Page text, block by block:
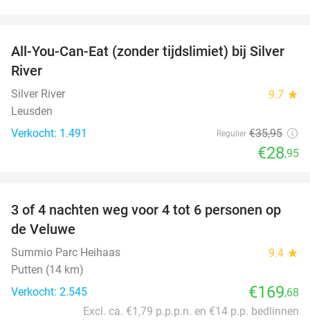
19%
All-You-Can-Eat (zonder tijdslimiet) bij Silver
River
Silver River 9.7 star
Leusden
Verkocht: 1.491
Regulier €35,95
€28,95
3 of 4 nachten weg voor 4 tot 6 personen op
de Veluwe
Summio Parc Heihaas 9.4 star
Putten (14 km)
Verkocht: 2.545
€169,68
Excl. ca. €1,79 p.p.p.n. en €14 p.p. bedlinnen